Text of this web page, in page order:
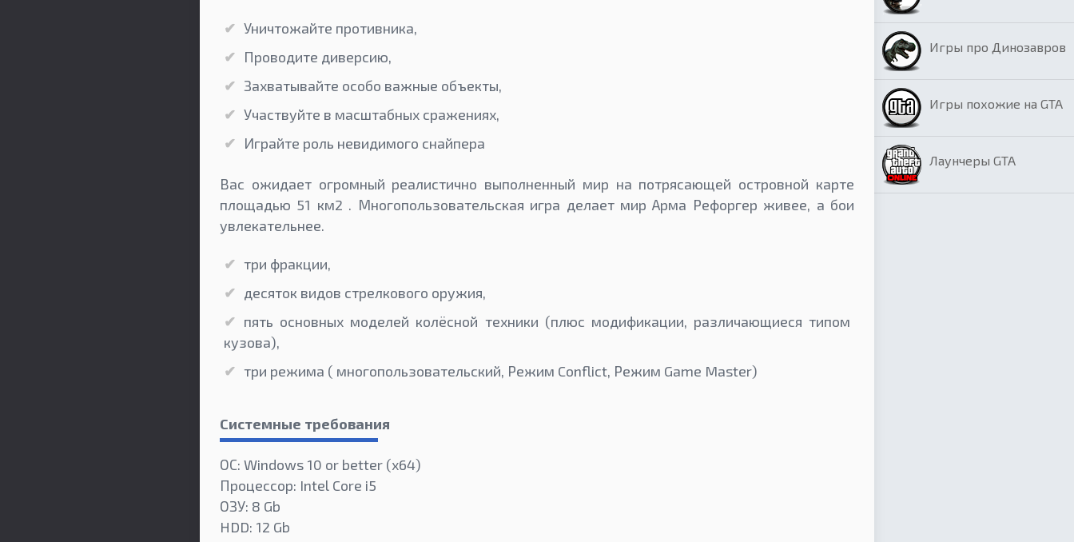
Уничтожайте противника,
Проводите диверсию,
Захватывайте особо важные объекты,
Участвуйте в масштабных сражениях,
Играйте роль невидимого снайпера
Вас ожидает огромный реалистично выполненный мир на потрясающей островной карте
площадью 51 км2 . Многопользовательская игра делает мир Арма Рефоргер живее, а бои
увлекательнее.
три фракции,
десяток видов стрелкового оружия,
пять основных моделей колёсной техники (плюс модификации, различающиеся типом
кузова),
три режима ( многопользовательский, Режим Conflict, Режим Game Master)
Системные требования
ОС: Windows 10 or better (х64)
Процессор: Intel Core i5
ОЗУ: 8 Gb
HDD: 12 Gb
Игры про Динозавров
Игры похожие на GTA
Лаунчеры GTA